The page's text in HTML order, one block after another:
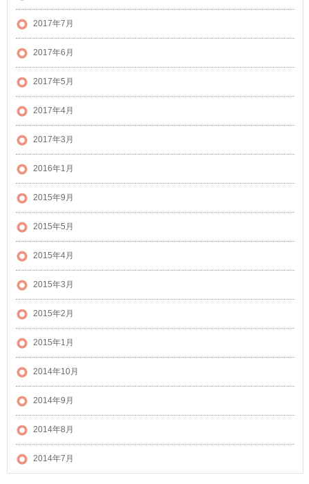
2017年7月
2017年6月
2017年5月
2017年4月
2017年3月
2016年1月
2015年9月
2015年5月
2015年4月
2015年3月
2015年2月
2015年1月
2014年10月
2014年9月
2014年8月
2014年7月